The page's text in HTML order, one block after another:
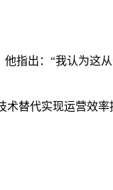
他指出：“我认为这
替代实现运营效